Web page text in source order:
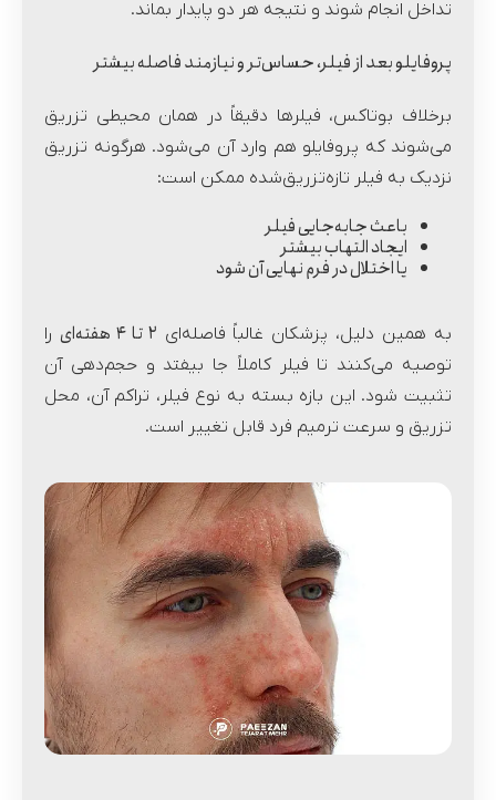
تداخل انجام شوند و نتیجه هر دو پایدار بماند.
پروفایلو بعد از فیلر، حساس‌تر و نیازمند فاصله بیشتر
برخلاف بوتاکس، فیلرها دقیقاً در همان محیطی تزریق
می‌شوند که پروفایلو هم وارد آن می‌شود. هرگونه تزریق
نزدیک به فیلر تازه‌تزریق‌شده ممکن است:
باعث جابه‌جایی فیلر
ایجاد التهاب بیشتر
یا اختلال در فرم نهایی آن شود
به همین دلیل، پزشکان غالباً فاصله‌ای ۲ تا۴ هفته‌ای را
توصیه می‌کنند تا فیلر کاملاً جا بیفتد و حجم‌دهی آن
تثبیت شود. این بازه بسته به نوع فیلر، تراکم آن، محل
تزریق و سرعت ترمیم فرد قابل تغییر است.